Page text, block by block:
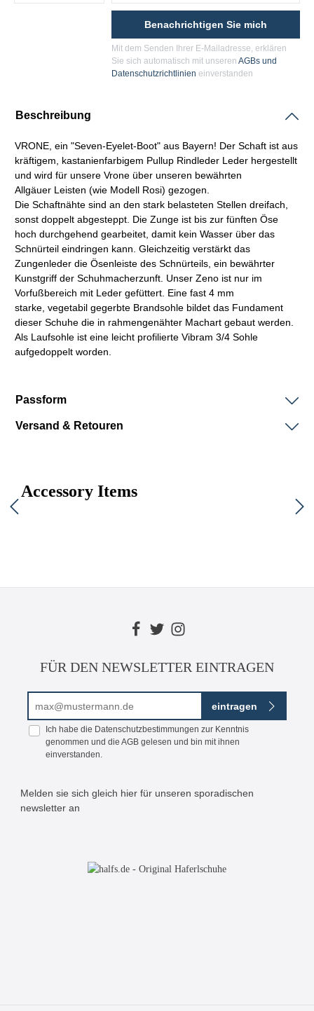
Benachrichtigen Sie mich
Mit dem Senden Ihrer E-Mailadresse, erklären
Sie sich automatisch mit unserenAGBs und
Datenschutzrichtlinien einverstanden
Beschreibung
VRONE, ein "Seven-Eyelet-Boot" aus Bayern! Der Schaft ist aus
kräftigem, kastanienfarbigem Pullup Rindleder Leder hergestellt
und wird für unsere Vrone über unseren bewährten
Allgäuer Leisten (wie Modell Rosi) gezogen.
Die Schaftnähte sind an den stark belasteten Stellen dreifach,
sonst doppelt abgesteppt. Die Zunge ist bis zur fünften Öse
hoch durchgehend gearbeitet, damit kein Wasser über das
Schnürteil eindringen kann. Gleichzeitig verstärkt das
Zungenleder die Ösenleiste des Schnürteils, ein bewährter
Kunstgriff der Schuhmacherzunft. Unser Zeno ist nur im
Vorfußbereich mit Leder gefüttert. Eine fast 4 mm
starke, vegetabil gegerbte Brandsohle bildet das Fundament
dieser Schuhe die in rahmengenähter Machart gebaut werden.
Als Laufsohle ist eine leicht profilierte Vibram 3/4 Sohle
aufgedoppelt worden.
Passform
Versand & Retouren
Accessory Items
FÜR DEN NEWSLETTER EINTRAGEN
eintragen
Ich habe die Datenschutzbestimmungen zur Kenntnis
genommen und die AGB gelesen und bin mit ihnen
einverstanden.
Melden sie sich gleich hier für unseren sporadischen
newsletter an